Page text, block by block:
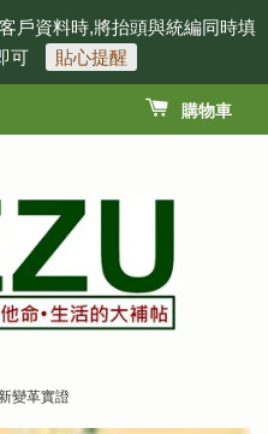
戶資料時,將抬頭與統編同時填
可
貼心提醒
購物車
變革實證